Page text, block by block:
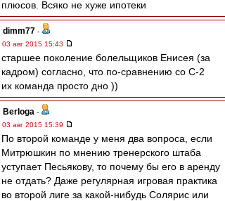
плюсов. Всяко не хуже ипотеки
dimm77 -
03 авг 2015 15:43
старшее поколение болельщиков Енисея (за
кадром) согласно, что по-сравнению со С-2
их команда просто дно ))
Berloga -
03 авг 2015 15:39
По второй команде у меня два вопроса, если
Митрюшкин по мнению тренерского штаба
уступает Песьякову, то почему бы его в аренду
не отдать? Даже регулярная игровая практика
во второй лиге за какой-нибудь Солярис или